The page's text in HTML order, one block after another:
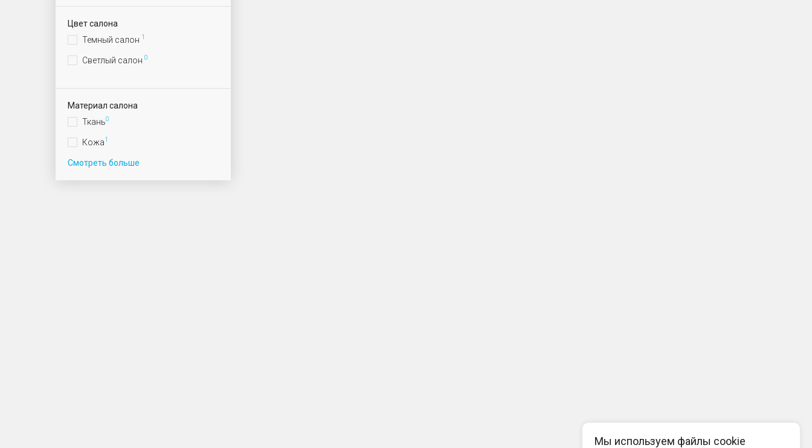
Цвет салона
Темный салон 1
Светлый салон 0
Материал салона
Ткань0
Кожа1
Смотреть больше
Мы используем файлы cookie